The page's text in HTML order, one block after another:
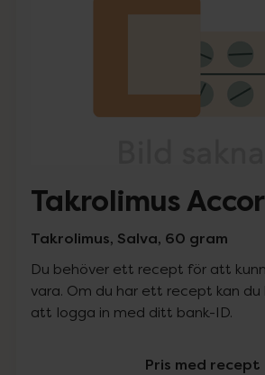
Takrolimus
Takrolimus, Salva, 60 gram
Du behöver ett recept för att
vara. Om du har ett recept kan
att logga in med ditt bank-ID.
Pris med recept